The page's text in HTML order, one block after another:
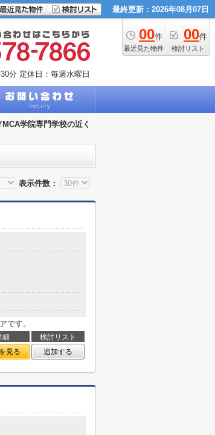
最終更新：2026年08月07日
00件
最近見た物件
00件
検討リスト
分 定休日：毎週水曜日
学院専門学校の近く
表示件数：
です。
細
検討リスト
見る 追加する